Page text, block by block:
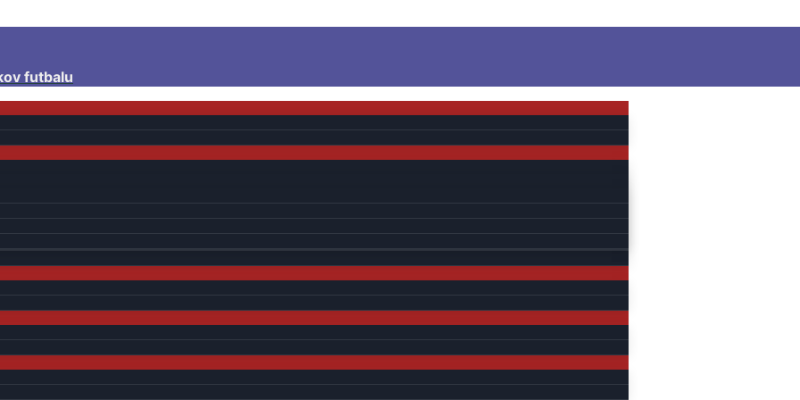
futbalu